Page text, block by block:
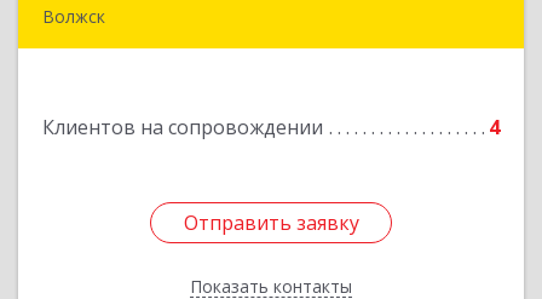
Волжск
Клиентов на сопровождении 4
Отправить заявку
Показать контакты
Подробнее
Отправить заявку
Назад